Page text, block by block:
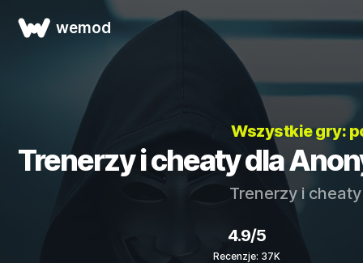
wemod
Wszystkie gry:
Trenerzy i cheaty dla
Trenerzy i
4.9/5
Recenzje: 37K